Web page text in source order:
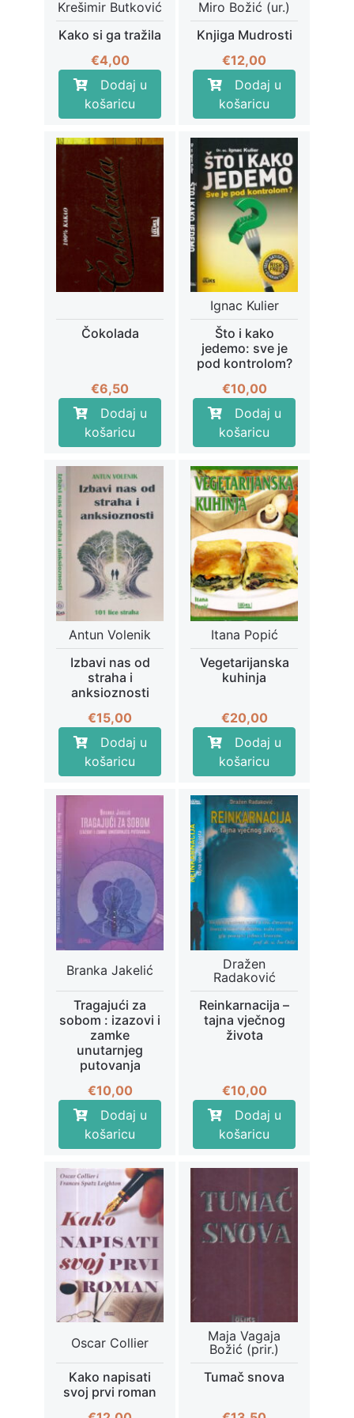
Krešimir Butković
Kako si ga tražila
€4,00
Dodaj u
košaricu
Miro Božić (ur.)
Knjiga Mudrosti
€12,00
Dodaj u
košaricu
Čokolada
€6,50
Dodaj u
košaricu
Ignac Kulier
Što i kako
jedemo: sve je
pod kontrolom?
€10,00
Dodaj u
košaricu
Antun Volenik
Izbavi nas od
straha i
anksioznosti
€15,00
Dodaj u
košaricu
Itana Popić
Vegetarijanska
kuhinja
€20,00
Dodaj u
košaricu
Branka Jakelić
Tragajući za
sobom : izazovi i
zamke
unutarnjeg
putovanja
€10,00
Dodaj u
košaricu
Dražen
Radaković
Reinkarnacija –
tajna vječnog
života
€10,00
Dodaj u
košaricu
Oscar Collier
Kako napisati
svoj prvi roman
Maja Vagaja
Božić (prir.)
Tumač snova